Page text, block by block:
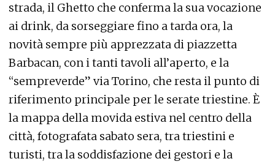
strada, il Ghetto che conferma la sua vocazione
ai drink, da sorseggiare fino a tarda ora, la
novità sempre più apprezzata di piazzetta
Barbacan, con i tanti tavoli all’aperto, e la
“sempreverde” via Torino, che resta il punto di
riferimento principale per le serate triestine. È
la mappa della movida estiva nel centro della
città, fotografata sabato sera, tra triestini e
turisti, tra la soddisfazione dei gestori e la